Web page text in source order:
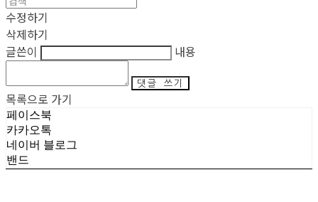
수정하기
삭제하기
글쓴이
내용
댓글 쓰기
목록으로 가기
페이스북
카카오톡
네이버 블로그
밴드